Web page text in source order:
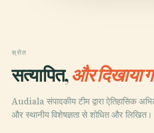
स्रोत
सत्यापित,और दिखाया
Audiala संपादकीय टीम द्वारा ऐतिहासिक
और स्थानीय विशेषज्ञता से शोधित और लिखित।